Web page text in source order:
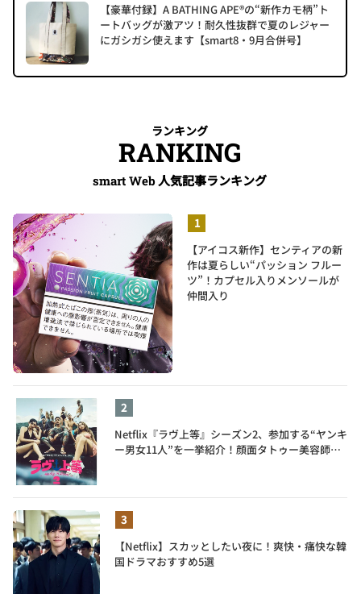
【豪華付録】A BATHING APE®の“新作カモ柄”ト
ートバッグが激アツ！耐久性抜群で夏のレジャー
にガシガシ使えます【smart8・9月合併号】
ランキング
RANKING
smart Web 人気記事ランキング
【アイコス新作】センティアの新
作は夏らしい“パッション フルー
ツ”！カプセル入りメンソールが
仲間入り
Netflix『ラヴ上等』シーズン2、参加する“ヤンキ
ー男女11人”を一挙紹介！顔面タトゥー美容師、
【Netflix】スカッとしたい夜に！爽快・痛快な韓
国ドラマおすすめ5選